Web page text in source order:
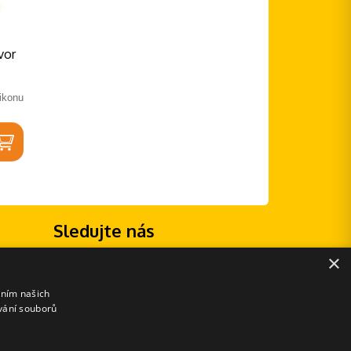
Sledujte nás
×
našich
souborů